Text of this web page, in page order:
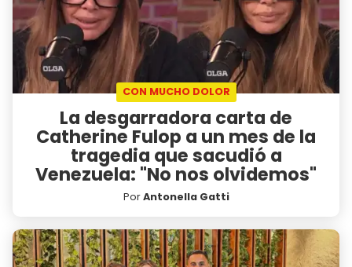
CON MUCHO DOLOR
La desgarradora carta de
Catherine Fulop a un mes de la
tragedia que sacudió a
Venezuela: "No nos olvidemos"
PorAntonella Gatti